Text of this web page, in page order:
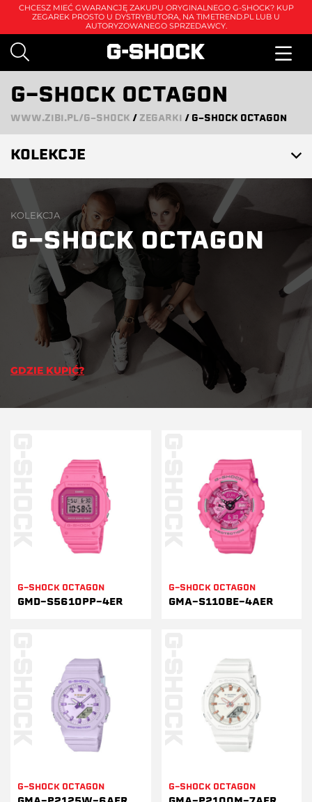
CHCESZ MIEĆ GWARANCJĘ ZAKUPU ORYGINALNEGO G-SHOCK? KUP
ZEGAREK PROSTO U DYSTRYBUTORA, NA TIMETREND.PL LUB U
AUTORYZOWANEGO SPRZEDAWCY.
G-SHOCK OCTAGON
WWW.ZIBI.PL/G-SHOCK / ZEGARKI / G-SHOCK OCTAGON
KOLEKCJE
KOLEKCJA
G-SHOCK OCTAGON
GDZIE KUPIĆ?
G-SHOCK OCTAGON
GMD-S5610PP-4ER
G-SHOCK OCTAGON
GMA-S110BE-4AER
G-SHOCK OCTAGON G-SHOCK OCTAGON